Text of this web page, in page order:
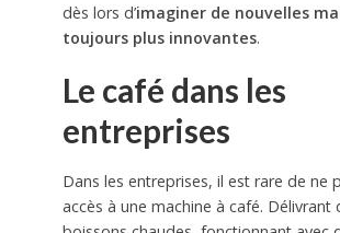
dès lors d’imaginer de nouvelles
toujours plus innovantes.
Le café dans les
entreprises
Dans les entreprises, il est rare de ne
accès à une machine à café. Délivrant